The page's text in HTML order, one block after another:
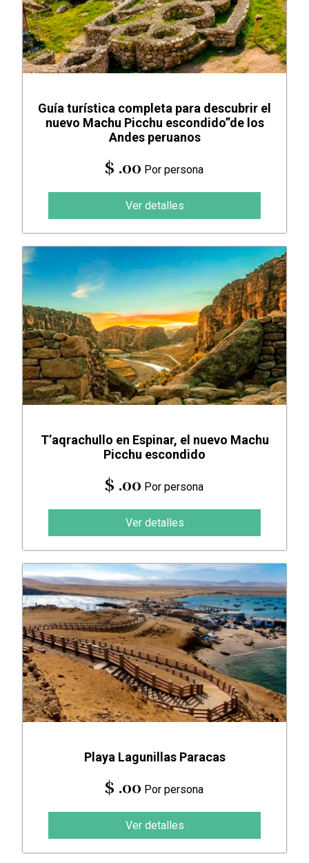
Guía turística completa para descubrir el
nuevo Machu Picchu escondido”de los
Andes peruanos
$ .00 Por persona
Ver detalles
T’aqrachullo en Espinar, el nuevo Machu
Picchu escondido
$ .00 Por persona
Ver detalles
Playa Lagunillas Paracas
$ .00 Por persona
Ver detalles